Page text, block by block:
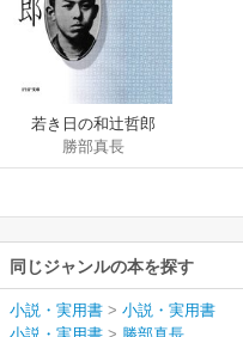
若き日の和辻哲郎
勝部真長
同じジャンルの本を探す
小説・実用書 > 小説・実用書